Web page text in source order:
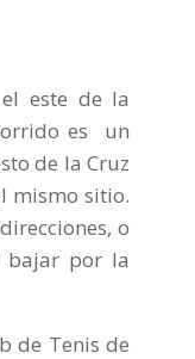
este de la
es un
de la Cruz
mismo sitio.
o
bajar por la
de Tenis de